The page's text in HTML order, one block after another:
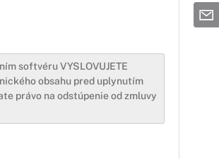
softvéru VYSLOVUJETE
obsahu pred uplynutím
právo na odstúpenie od zmluvy